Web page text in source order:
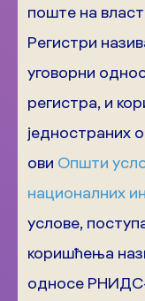
поште на
Регистри
уговорни
регистра, и
једностраних
ови Општи
националних
услове,
коришћења
односе РНИДС-